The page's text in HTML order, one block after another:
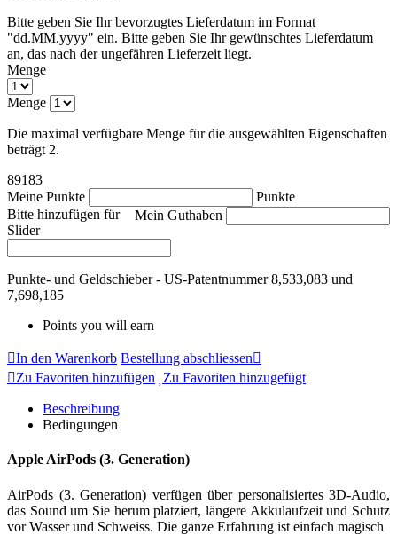
Bitte geben Sie Ihr bevorzugtes Lieferdatum im Format
"dd.MM.yyyy" ein. Bitte geben Sie Ihr gewünschtes Lieferdatum
an, das nach der ungefähren Lieferzeit liegt.
Menge
Menge
Die maximal verfügbare Menge für die ausgewählten Eigenschaften
beträgt 2.
89183
Meine Punkte
Punkte
Mein Guthaben
Bitte hinzufügen für
Slider
Punkte- und Geldschieber - US-Patentnummer 8,533,083 und
7,698,185
Points you will earn
In den Warenkorb Bestellung abschliessen
Zu Favoriten hinzufügen
Zu Favoriten hinzugefügt
Beschreibung
Bedingungen
Apple AirPods (3. Generation)
AirPods (3. Generation) verfügen über personalisiertes 3D-Audio,
das Sound um Sie herum platziert, längere Akkulaufzeit und Schutz
vor Wasser und Schweiss. Die ganze Erfahrung ist einfach magisch